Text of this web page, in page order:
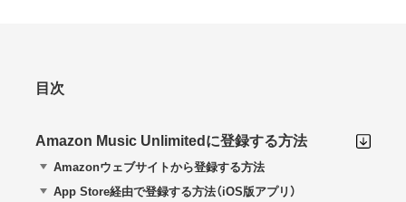
目次
Amazon Music Unlimitedに登録する方法
Amazonウェブサイトから登録する方法
App Store経由で登録する方法（iOS版アプリ）